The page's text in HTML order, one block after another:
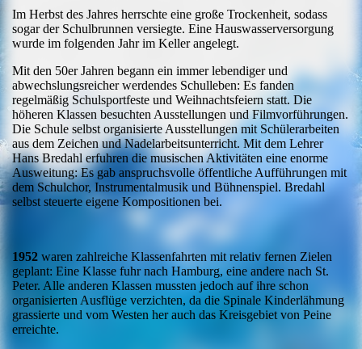
Im Herbst des Jahres herrschte eine große Trockenheit, sodass
sogar der Schulbrunnen versiegte. Eine Hauswasserversorgung
wurde im folgenden Jahr im Keller angelegt.
Mit den 50er Jahren begann ein immer lebendiger und
abwechslungsreicher werdendes Schulleben: Es fanden
regelmäßig Schulsportfeste und Weihnachtsfeiern statt. Die
höheren Klassen besuchten Ausstellungen und Filmvorführungen.
Die Schule selbst organisierte Ausstellungen mit Schülerarbeiten
aus dem Zeichen und Nadelarbeitsunterricht. Mit dem Lehrer
Hans Bredahl erfuhren die musischen Aktivitäten eine enorme
Ausweitung: Es gab anspruchsvolle öffentliche Aufführungen mit
dem Schulchor, Instrumentalmusik und Bühnenspiel. Bredahl
selbst steuerte eigene Kompositionen bei.
1952 waren zahlreiche Klassenfahrten mit relativ fernen Zielen
geplant: Eine Klasse fuhr nach Hamburg, eine andere nach St.
Peter. Alle anderen Klassen mussten jedoch auf ihre schon
organisierten Ausflüge verzichten, da die Spinale Kinderlähmung
grassierte und vom Westen her auch das Kreisgebiet von Peine
erreichte.